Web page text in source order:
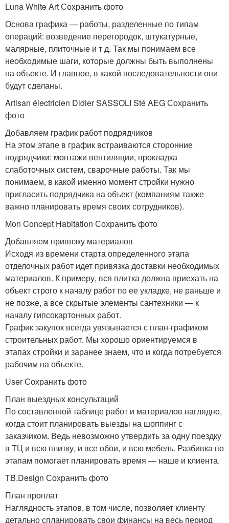
Luna White Art Сохранить фото
Основа графика — работы, разделенные по типам
операций: возведение перегородок, штукатурные,
малярные, плиточные и т д. Так мы понимаем все
необходимые шаги, которые должны быть выполнены
на объекте. И главное, в какой последовательности они
будут сделаны.
Artisan électricien Didier SASSOLI Sté AEG Сохранить
фото
Добавляем график работ подрядчиков
На этом этапе в график встраиваются сторонние
подрядчики: монтажи вентиляции, прокладка
слаботочных систем, сварочные работы. Так мы
понимаем, в какой именно момент стройки нужно
пригласить подрядчика на объект (компаниям также
важно планировать время своих сотрудников).
Mon Concept Habitation Сохранить фото
Добавляем привязку материалов
Исходя из времени старта определенного этапа
отделочных работ идет привязка доставки необходимых
материалов. К примеру, вся плитка должна приехать на
объект строго к началу работ по ее укладке, не раньше и
не позже, а все скрытые элементы сантехники — к
началу гипсокартонных работ.
График закупок всегда увязывается с план-графиком
строительных работ. Мы хорошо ориентируемся в
этапах стройки и заранее знаем, что и когда потребуется
рабочим на объекте.
User Сохранить фото
План выездных консультаций
По составленной таблице работ и материалов наглядно,
когда стоит планировать выезды на шоппинг с
заказчиком. Ведь невозможно утвердить за одну поездку
в ТЦ и всю плитку, и все обои, и всю мебель. Разбивка по
этапам помогает планировать время — наше и клиента.
TB.Design Сохранить фото
План проплат
Наглядность этапов, в том числе, позволяет клиенту
детально спланировать свои финансы на весь период